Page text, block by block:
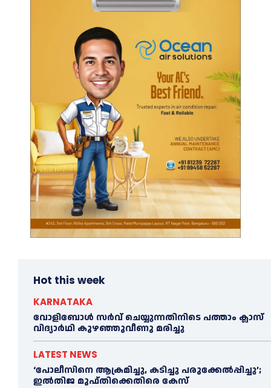
Hot this week
KARNATAKA
വോളിബോൾ സർവ് ചെയ്യുന്നതിനിടെ പത്താം ക്ലാസ്
വിദ്യാർഥി കുഴഞ്ഞുവീണു മരിച്ചു
LATEST NEWS
‘പോലീസിനെ ആക്രമിച്ചു, കടിച്ചു പരുക്കേല്‍പ്പിച്ചു’;
ഇല്‍തിജ മുഫ്തിക്കെതിരെ കേസ്